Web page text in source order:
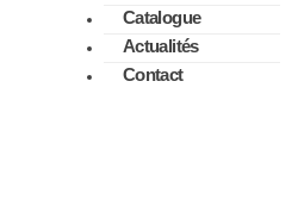
Catalogue
Actualités
Contact